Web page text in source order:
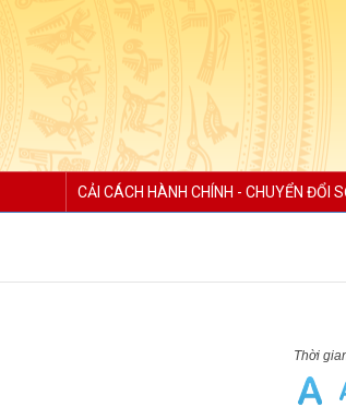
CẢI CÁCH HÀNH CHÍNH - CHUYỂN ĐỔI